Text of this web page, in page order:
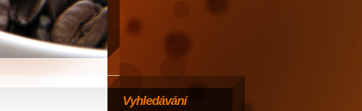
Vyhledávání